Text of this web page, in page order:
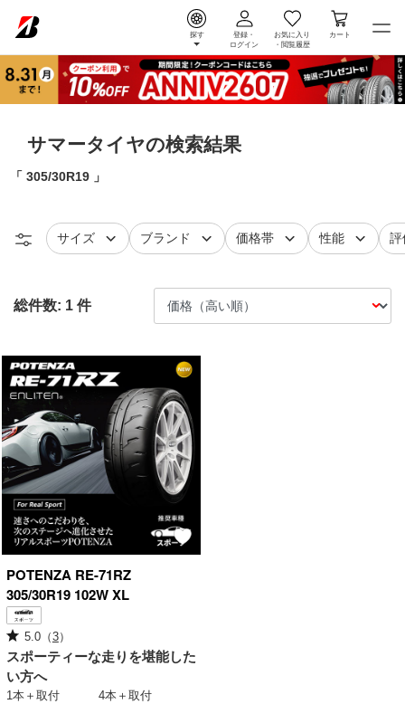
探す
登録・
ログイン
お気に入り
・ 閲覧履歴
カート
サマータイヤの検索結果
305/30R19
タイヤ
サイズで絞り込むタイヤ
ブランド で絞り込む価格帯で絞り込む
性能で絞り込レ
評
総件数: 1 件
POTENZA RE-71RZ
305/30R19 102W XL
5.0（3）
スポーティーな走りを堪能した
い方へ
1本＋取付 4本＋取付